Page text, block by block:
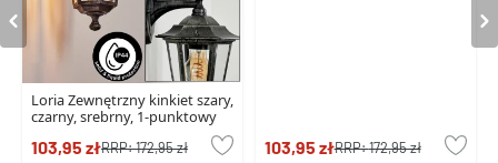
Loria Zewnętrzny kinkiet szary,
czarny, srebrny, 1-punktowy
103,95 złRRP:172,95 zł 103,95 złRRP:172,95 zł